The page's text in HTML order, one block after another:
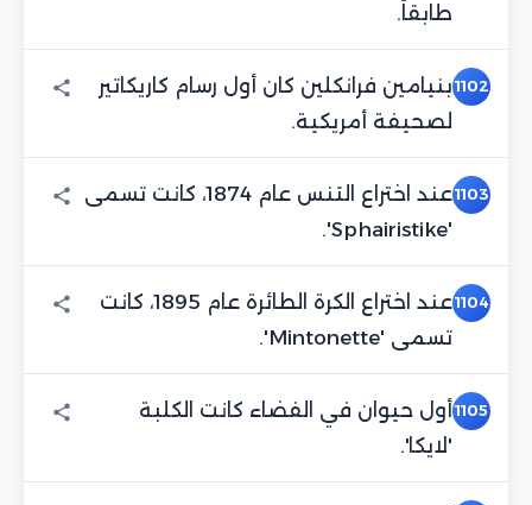
طابقاً.
1102 بنيامين فرانكلين كان أول رسام كاريكاتير
لصحيفة أمريكية.
1103
عند اختراع التنس عام 1874، كانت تسمى
'Sphairistike'.
1104
عند اختراع الكرة الطائرة عام 1895، كانت
تسمى 'Mintonette'.
1105أول حيوان في الفضاء كانت الكلبة
'لايكا'.